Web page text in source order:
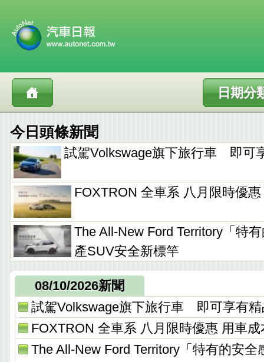
日期分
今日頭條新聞
試駕Volkswage旗下旅行車 即可
FOXTRON 全車系 八月限時優
The All-New Ford Territory「特
產SUV安全新標竿
08/10/2026新聞
試駕Volkswage旗下旅行車 即可享有精
FOXTRON 全車系 八月限時優惠 用車成
The All-New Ford Territory「特有的安全